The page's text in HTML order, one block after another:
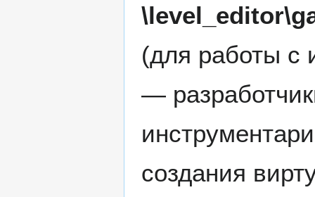
(для работы с
—
создания